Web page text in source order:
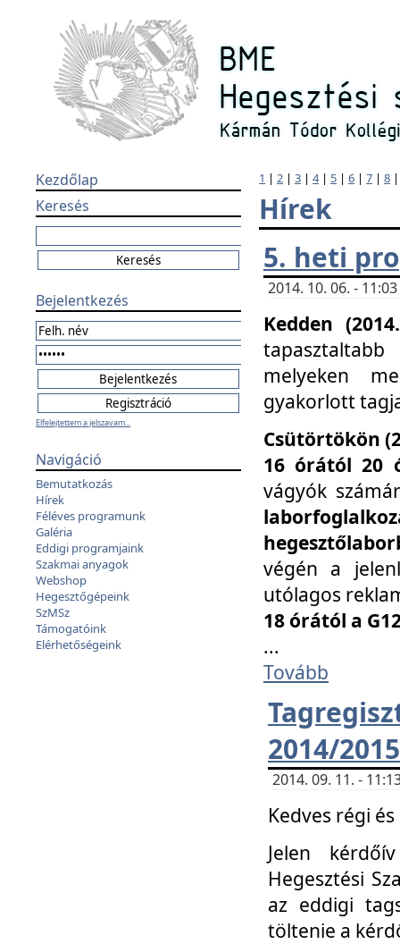
Kezdőlap
Keresés
Bejelentkezés
Elfelejtettem a jelszavam...
Navigáció
Bemutatkozás
Hírek
Féléves programunk
Galéria
Eddigi programjaink
Szakmai anyagok
Webshop
Hegesztőgépeink
SzMSz
Támogatóink
Elérhetőségeink
1 | 2 | 3 | 4| 5 | 6 | 7 | 8
Hírek
5. heti
2014. 10. 06. -
Kedden
melyeken
gyakorlott
Csütörtökön
16 órától 20
vágyók
végén a
utólagos
18 órától a
...
Tovább
2014/
2014. 09. 11. -
Kedves régi
Jelen
Hegesztési
az eddigi
töltenie a